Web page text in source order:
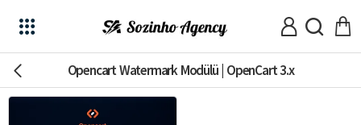
Opencart Watermark Modülü | OpenCart 3.x